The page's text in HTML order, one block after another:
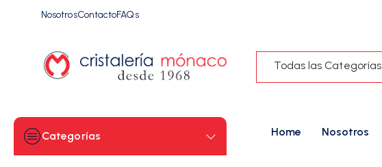
NosotrosContactoFAQs
Todas las Categorías
Categorías Home Nosotros